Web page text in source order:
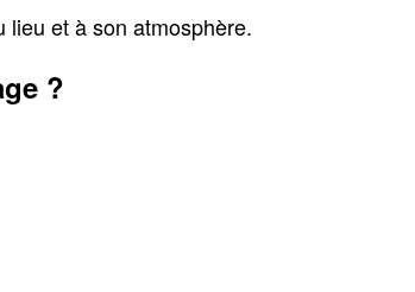
et à son atmosphère.
?